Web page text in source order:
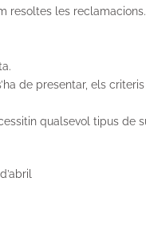
resoltes les reclamacions.
de presentar, els
qualsevol tipus de